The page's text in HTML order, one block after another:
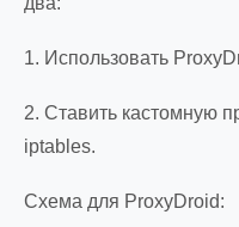
1. Использовать
2. Ставить кастомную
iptables.
Схема для ProxyDroid: